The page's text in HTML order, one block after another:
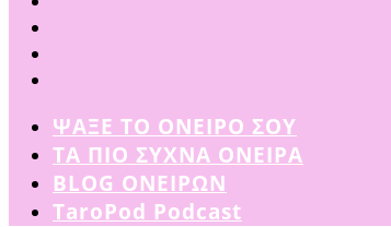
ΨΑΞΕ ΤΟ ΟΝΕΙΡΟ ΣΟΥ
ΤΑ ΠΙΟ ΣΥΧΝΑ ΟΝΕΙΡΑ
BLOG ΟΝΕΙΡΩΝ
TaroPod Podcast